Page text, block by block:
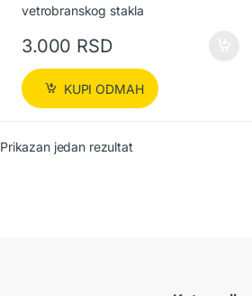
3.000 RSD
KUPI ODMAH
Prikazan jedan rezultat